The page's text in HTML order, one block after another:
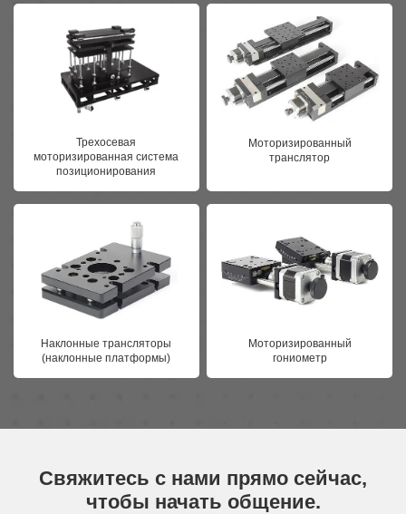
Трехосевая
моторизированная система
позиционирования
Моторизированный
транслятор
Наклонные трансляторы
(наклонные платформы)
Моторизированный
гониометр
Свяжитесь с нами прямо сейчас,
чтобы начать общение.